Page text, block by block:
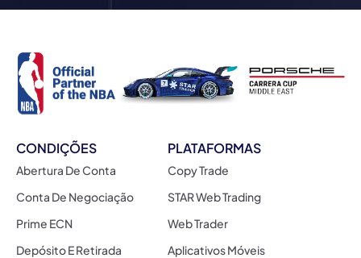
CONDIÇÕES
Abertura De Conta
Conta De Negociação
Prime ECN
Depósito E Retirada
PLATAFORMAS
Copy Trade
STAR Web Trading
Web Trader
Aplicativos Móveis